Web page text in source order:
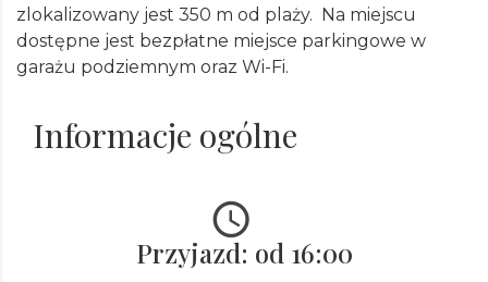
zlokalizowany jest 350 m od plaży. Na miejscu
dostępne jest bezpłatne miejsce parkingowe w
garażu podziemnym oraz Wi-Fi.
Informacje ogólne
Przyjazd: od 16:00